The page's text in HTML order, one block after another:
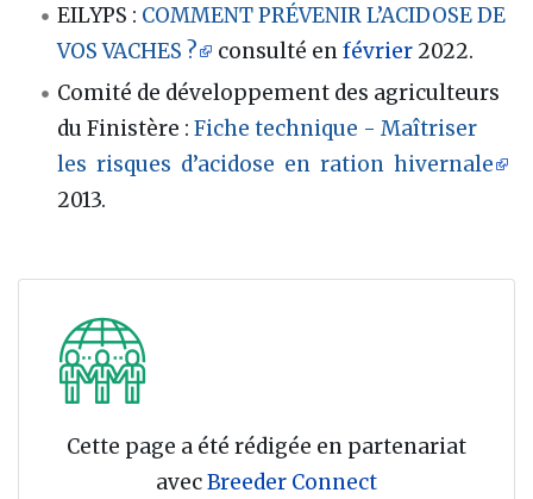
EILYPS : COMMENT PRÉVENIR L’ACIDOSE DE
VOS VACHES ?
consulté enfévrier 2022.
Comité de développement des agriculteurs
du Finistère :Fiche technique - Maîtriser
les risques d’acidose en ration hivernale
2013.
Cette page a été rédigée en partenariat
avecBreeder Connect